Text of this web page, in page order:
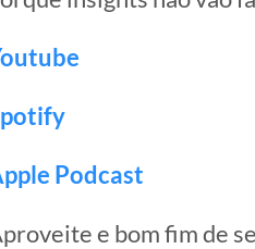
Podcast
e bom fim de